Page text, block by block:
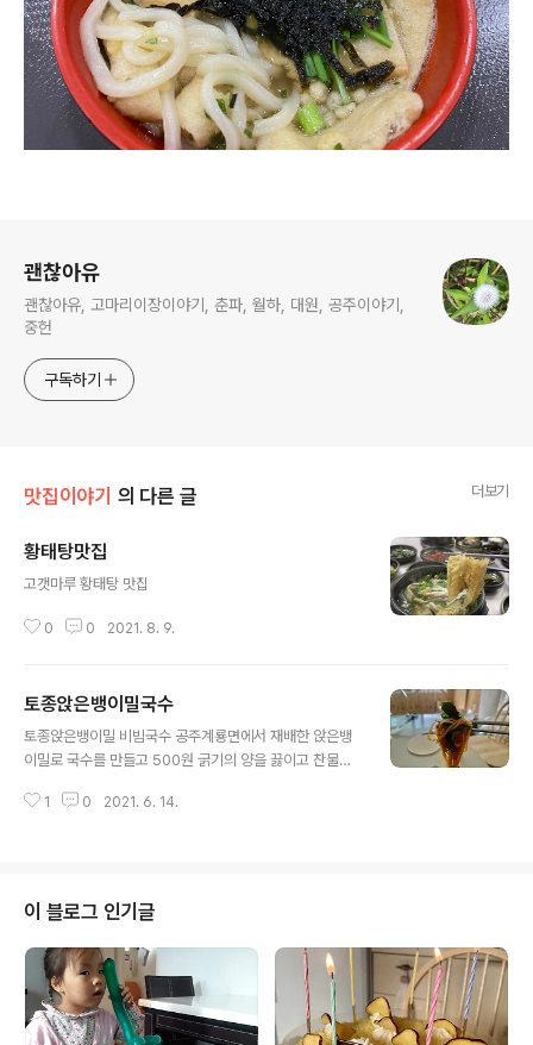
괜찮아유
괜찮아유, 고마리이장이야기, 춘파, 월하, 대원, 공주이야기,
중헌
구독하기
맛집이야기 의 다른 글 더보기
황태탕맛집
고갯마루 황태탕 맛집
0 0 2021. 8. 9.
토종앉은뱅이밀국수
토종앉은뱅이밀 비빔국수 공주계룡면에서 재배한 앉은뱅
이밀로 국수를 만들고 500원 굵기의 양을 끓이고 찬물로
들기름1스픈, 고추가루반스픈, 다진마늘반스픈, 상추5장
고의 먹을거리입니다. 공주다살림사회적협동조합(다살림
로컬푸드직매장) 충남 공주시 관골1길 55-24 041-856
-5282
1 0 2021. 6. 14.
이 블로그 인기글